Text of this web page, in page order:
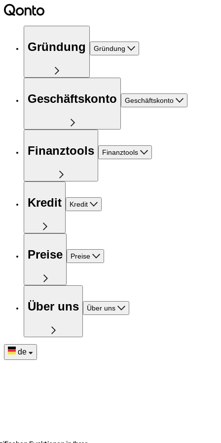
Gründung Gründung
Geschäftskonto Geschäftskonto
Finanztools Finanztools
Kredit Kredit
Preise Preise
Über uns Über uns
de